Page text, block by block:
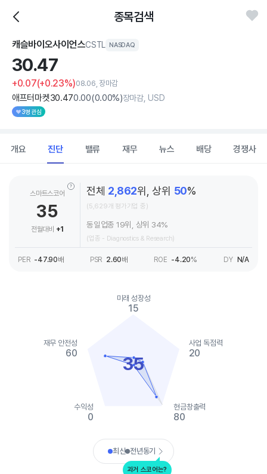
종목검색
캐슬바이오사이언스CSTL NASDAQ
30.47
+0.07(+0.23%)08.06, 장마감
애프터마켓30.470.00(0.00%)장마감, USD
3명 관심
개요 진단 밸류 재무 뉴스 배당 경쟁사
스마트스코어
35
전월대비 +1
전체 2,862위, 상위 50%
(5,629개 평가기업 중)
동일업종 19위, 상위 34%
(업종 - Diagnostics & Research)
PER -47.90배 PSR 2.60배 ROE -4.20% DY N/A
35
미래 성장성
15
사업 독점력
20
현금창출력
80
수익성
0
재무 안전성
60
End of interactive chart.
최신 전년동기
과거 스코어는?